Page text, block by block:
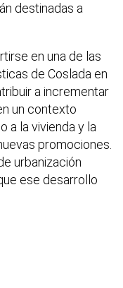
destinadas a
en una de las
de Coslada en
a incrementar
un contexto
a la vivienda y la
promociones.
urbanización
ese desarrollo